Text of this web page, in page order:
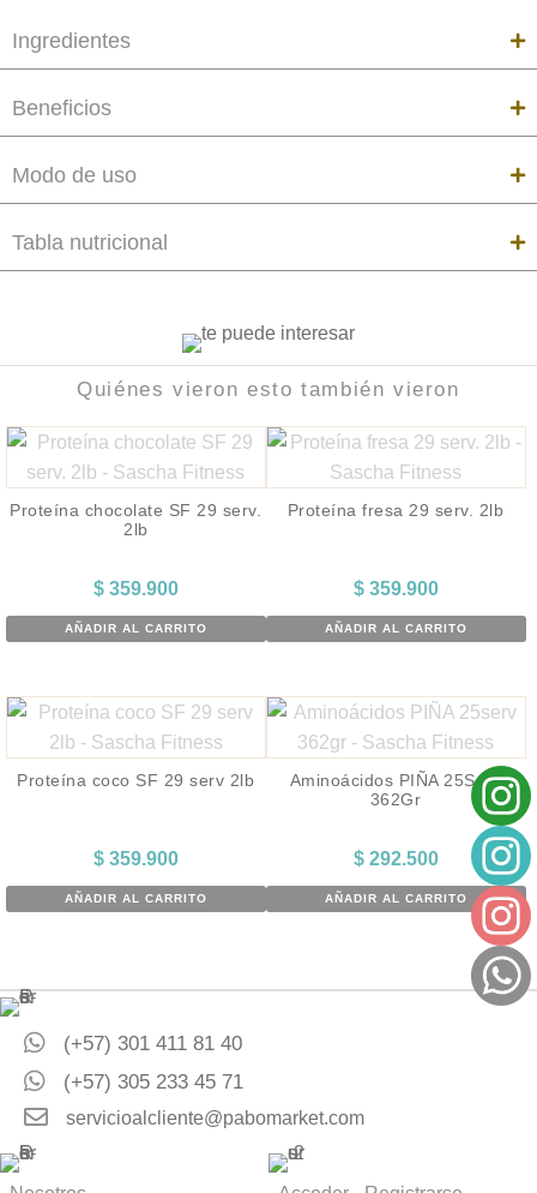
Ingredientes
Beneficios
Modo de uso
Tabla nutricional
Quiénes vieron esto también vieron
Proteína chocolate SF 29 serv.
2lb
$359.900
AÑADIR AL CARRITO
Proteína fresa 29 serv. 2lb
$359.900
AÑADIR AL CARRITO
Proteína coco SF 29 serv 2lb
$359.900
AÑADIR AL CARRITO
Aminoácidos PIÑA 25Serv
362Gr
$292.500
AÑADIR AL CARRITO
(+57) 301 411 81 40
(+57) 305 233 45 71
servicioalcliente@pabomarket.com